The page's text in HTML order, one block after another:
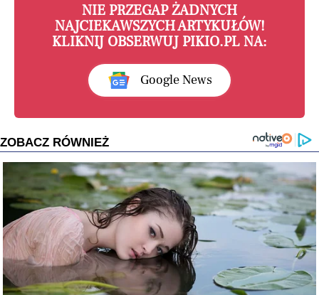
NIE PRZEGAP ŻADNYCH
NAJCIEKAWSZYCH ARTYKUŁÓW!
KLIKNIJ OBSERWUJ PIKIO.PL NA:
Google News
ZOBACZ RÓWNIEŻ